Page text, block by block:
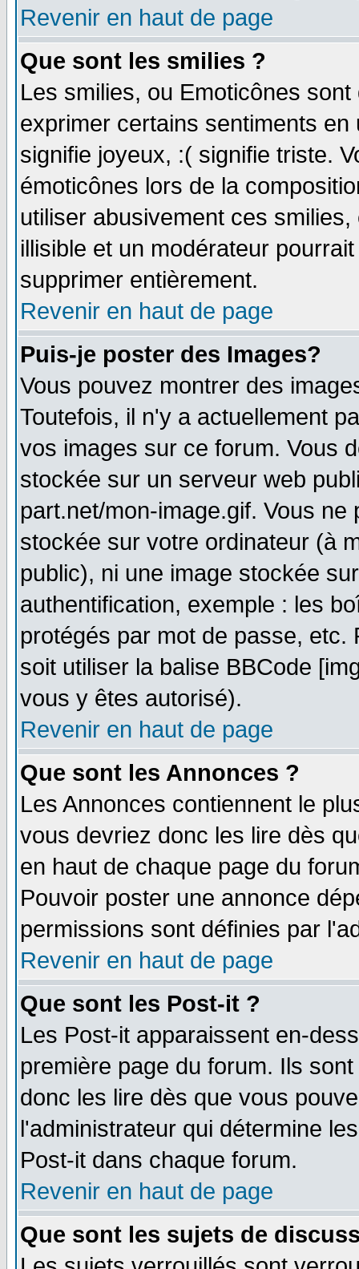
Revenir en haut de page
Que sont les smilies ?
Les smilies, ou Emoticônes
exprimer certains sentiments
signifie joyeux, :( signifie triste.
émoticônes lors de la
utiliser abusivement ces
illisible et un modérateur
supprimer entièrement.
Revenir en haut de page
Puis-je poster des Images?
Vous pouvez montrer des
Toutefois, il n'y a actuellement
vos images sur ce forum. Vous
stockée sur un serveur web
part.net/mon-image.gif. Vous
stockée sur votre ordinateur (à
public), ni une image stockée
authentification, exemple : les
protégés par mot de passe,
soit utiliser la balise BBCode
vous y êtes autorisé).
Revenir en haut de page
Que sont les Annonces ?
Les Annonces contiennent le
vous devriez donc les lire dès
en haut de chaque page du
Pouvoir poster une annonce
permissions sont définies par
Revenir en haut de page
Que sont les Post-it ?
Les Post-it apparaissent en-
première page du forum. Ils
donc les lire dès que vous
l'administrateur qui détermine
Post-it dans chaque forum.
Revenir en haut de page
Que sont les sujets de